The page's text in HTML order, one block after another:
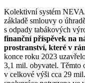
Kolektivní systém
základě smlouvy o
s odpady tabákových
finanční příspěvek na
prostranství, které v
konce roku 2023
3,1 mil. obyvatel. Těmto
v celkové výši cca 29